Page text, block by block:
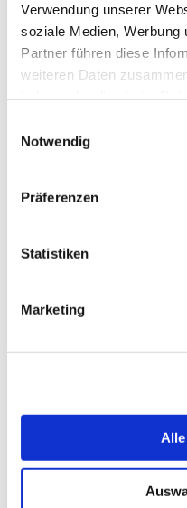
Verwendung unserer
soziale Medien, Werbung
Partner führen diese
weiteren Daten
Notwendig
Präferenzen
Statistiken
Marketing18,90 € *
Sortierung: Ansicht: